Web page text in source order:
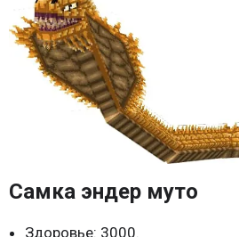
Самка эндер муто
Здоровье: 3000.